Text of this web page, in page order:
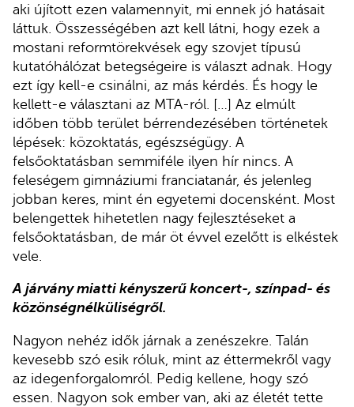
aki újított ezen valamennyit, mi ennek jó hatásait
láttuk. Összességében azt kell látni, hogy ezek a
mostani reformtörekvések egy szovjet típusú
kutatóhálózat betegségeire is választ adnak. Hogy
ezt így kell-e csinálni, az más kérdés. És hogy le
kellett-e választani az MTA-ról. […] Az elmúlt
időben több terület bérrendezésében történetek
lépések: közoktatás, egészségügy. A
felsőoktatásban semmiféle ilyen hír nincs. A
feleségem gimnáziumi franciatanár, és jelenleg
jobban keres, mint én egyetemi docensként. Most
belengettek hihetetlen nagy fejlesztéseket a
felsőoktatásban, de már öt évvel ezelőtt is elkéstek
vele.
A járvány miatti kényszerű koncert-, színpad- és
közönségnélküliségről.
Nagyon nehéz idők járnak a zenészekre. Talán
kevesebb szó esik róluk, mint az éttermekről vagy
az idegenforgalomról. Pedig kellene, hogy szó
essen. Nagyon sok ember van, aki az életét tette